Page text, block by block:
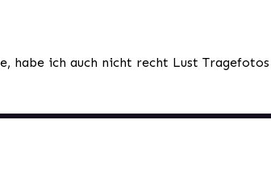
ich auch nicht recht Lust